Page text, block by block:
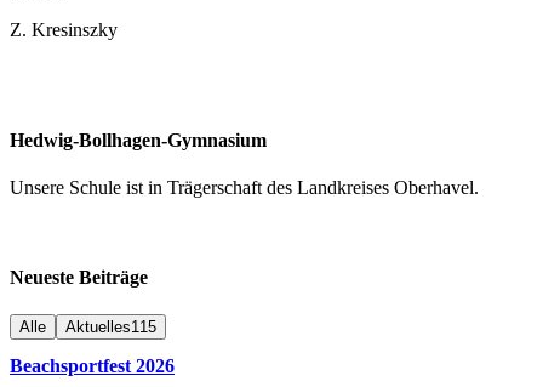
Z. Kresinszky
Hedwig-Bollhagen-Gymnasium
Unsere Schule ist in Trägerschaft des Landkreises Oberhavel.
Neueste Beiträge
Alle Aktuelles115
Beachsportfest 2026